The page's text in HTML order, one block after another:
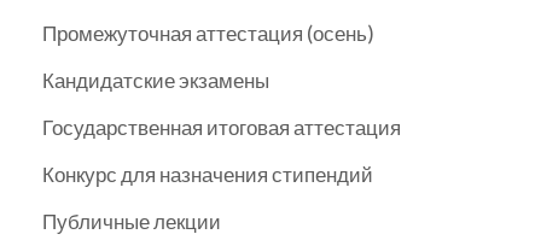
Промежуточная аттестация (осень)
Кандидатские экзамены
Государственная итоговая аттестация
Конкурс для назначения стипендий
Публичные лекции